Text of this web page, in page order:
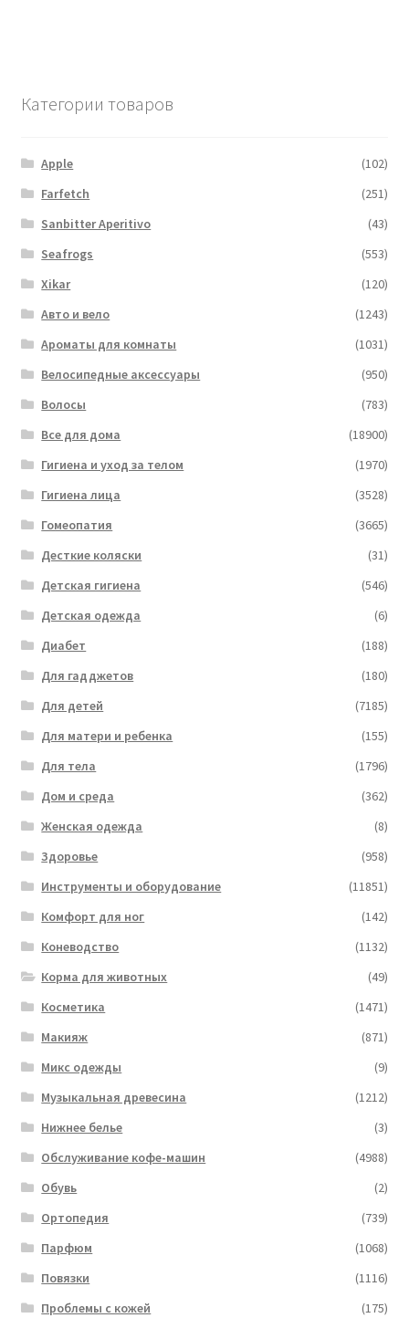
Категории товаров
Apple
(102)
Farfetch
(251)
Sanbitter Aperitivo
(43)
Seafrogs
(553)
Xikar
(120)
Авто и вело
(1243)
Ароматы для комнаты
(1031)
Велосипедные аксессуары
(950)
Волосы
(783)
Все для дома
(18900)
Гигиена и уход за телом
(1970)
Гигиена лица
(3528)
Гомеопатия
(3665)
Десткие коляски
(31)
Детская гигиена
(546)
Детская одежда
(6)
Диабет
(188)
Для гадджетов
(180)
Для детей
(7185)
Для матери и ребенка
(155)
Для тела
(1796)
Дом и среда
(362)
Женская одежда
(8)
Здоровье
(958)
Инструменты и оборудование
(11851)
Комфорт для ног
(142)
Коневодство
(1132)
Корма для животных
(49)
Косметика
(1471)
Макияж
(871)
Микс одежды
(9)
Музыкальная древесина
(1212)
Нижнее белье
(3)
Обслуживание кофе-машин
(4988)
Обувь
(2)
Ортопедия
(739)
Парфюм
(1068)
Повязки
(1116)
Проблемы с кожей
(175)